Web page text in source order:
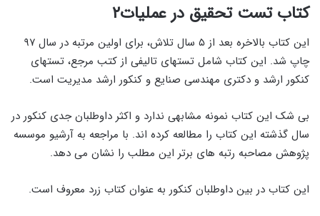
کتاب تست تحقیق در عملیات۲
این کتاب بالاخره بعد از ۵ سال تلاش، برای اولین مرتبه در سال ۹۷
چاپ شد. این کتاب شامل تستهای تالیفی از کتب مرجع، تستهای
کنکور ارشد و دکتری مهندسی صنایع و کنکور ارشد مدیریت است.
بی شک این کتاب نمونه مشابهی ندارد و اکثر داوطلبان جدی کنکور در
سال گذشته این کتاب را مطالعه کرده اند. با مراجعه به آرشیو موسسه
پژوهش مصاحبه رتبه های برتر این مطلب را نشان می دهد.
این کتاب در بین داوطلبان کنکور به عنوان کتاب زرد معروف است.